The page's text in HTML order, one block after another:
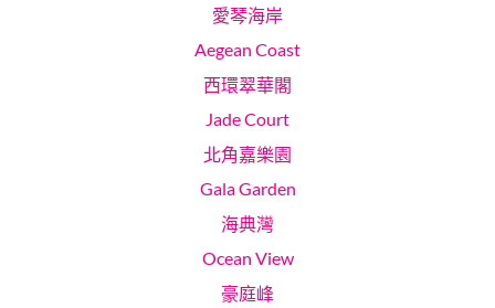
愛琴海岸
Aegean Coast
西環翠華閣
Jade Court
北角嘉樂園
Gala Garden
海典灣
Ocean View
豪庭峰